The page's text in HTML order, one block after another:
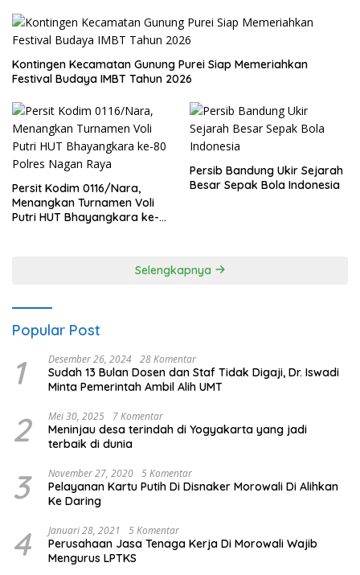
Kontingen Kecamatan Gunung Purei Siap Memeriahkan
Festival Budaya IMBT Tahun 2026
Persit Kodim 0116/Nara,
Menangkan Turnamen Voli
Putri HUT Bhayangkara ke-
Persib Bandung Ukir Sejarah
Besar Sepak Bola Indonesia
Selengkapnya
Popular Post
1 Desember 26, 2024 28 Komentar
Sudah 13 Bulan Dosen dan Staf Tidak Digaji, Dr. Iswadi
Minta Pemerintah Ambil Alih UMT
2 Mei 30, 2025 7 Komentar
Meninjau desa terindah di Yogyakarta yang jadi
terbaik di dunia
3 November 27, 2020 5 Komentar
Pelayanan Kartu Putih Di Disnaker Morowali Di Alihkan
Ke Daring
4 Januari 28, 2021 5 Komentar
Perusahaan Jasa Tenaga Kerja Di Morowali Wajib
Mengurus LPTKS